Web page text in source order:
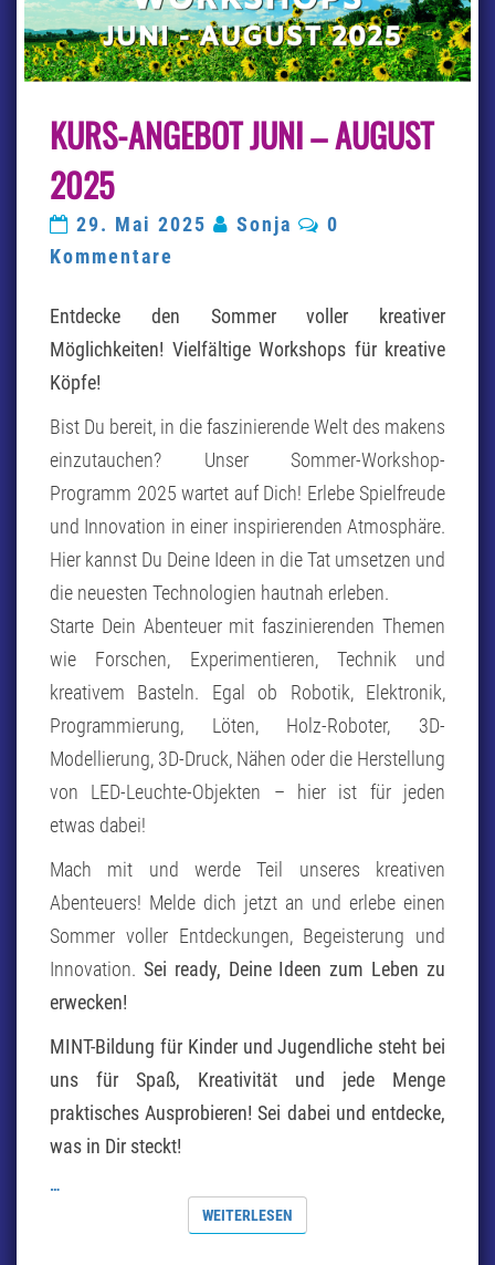
ANGEBOT
JUNI
KURS-ANGEBOT JUNI – AUGUST
2025
29. Mai 2025 Sonja Kommentare
0
Kommentare
Entdecke den Sommer voller kreativer
Möglichkeiten! Vielfältige Workshops für kreative
Köpfe!
Bist Du bereit, in die faszinierende Welt des makens
einzutauchen? Unser Sommer-Workshop-
Programm 2025 wartet auf Dich! Erlebe Spielfreude
und Innovation in einer inspirierenden Atmosphäre.
Hier kannst Du Deine Ideen in die Tat umsetzen und
die neuesten Technologien hautnah erleben.
Starte Dein Abenteuer mit faszinierenden Themen
wie Forschen, Experimentieren, Technik und
kreativem Basteln. Egal ob Robotik, Elektronik,
Programmierung, Löten, Holz-Roboter, 3D-
Modellierung, 3D-Druck, Nähen oder die Herstellung
von LED-Leuchte-Objekten – hier ist für jeden
etwas dabei!
Mach mit und werde Teil unseres kreativen
Abenteuers! Melde dich jetzt an und erlebe einen
Sommer voller Entdeckungen, Begeisterung und
Innovation. Sei ready, Deine Ideen zum Leben zu
erwecken!
MINT-Bildung für Kinder und Jugendliche steht bei
uns für Spaß, Kreativität und jede Menge
praktisches Ausprobieren! Sei dabei und entdecke,
was in Dir steckt!
…
WEITERLESEN